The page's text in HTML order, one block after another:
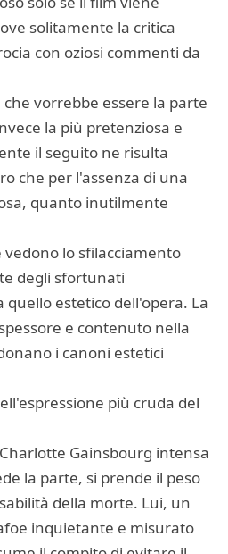
solitamente la critica
con oziosi commenti da
vorrebbe essere la parte
la più pretenziosa e
il seguito ne risulta
che per l'assenza di una
quanto inutilmente
vedono lo sfilacciamento
degli sfortunati
estetico dell'opera. La
e contenuto nella
i canoni estetici
più cruda del
Gainsbourg intensa
la parte, si prende il peso
della morte. Lui, un
inquietante e misurato